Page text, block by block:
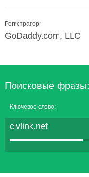
Регистратор:
GoDaddy.com, LLC
Поисковые фразы:
Ключевое слово:
civlink.net